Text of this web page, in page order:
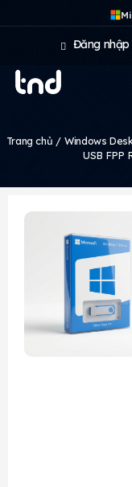
Đăng nhập
Trang chủ /Windows
USB FPP